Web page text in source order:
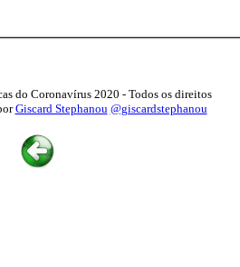
do Coronavírus 2020 - Todos os direitos
Giscard Stephanou @giscardstephanou